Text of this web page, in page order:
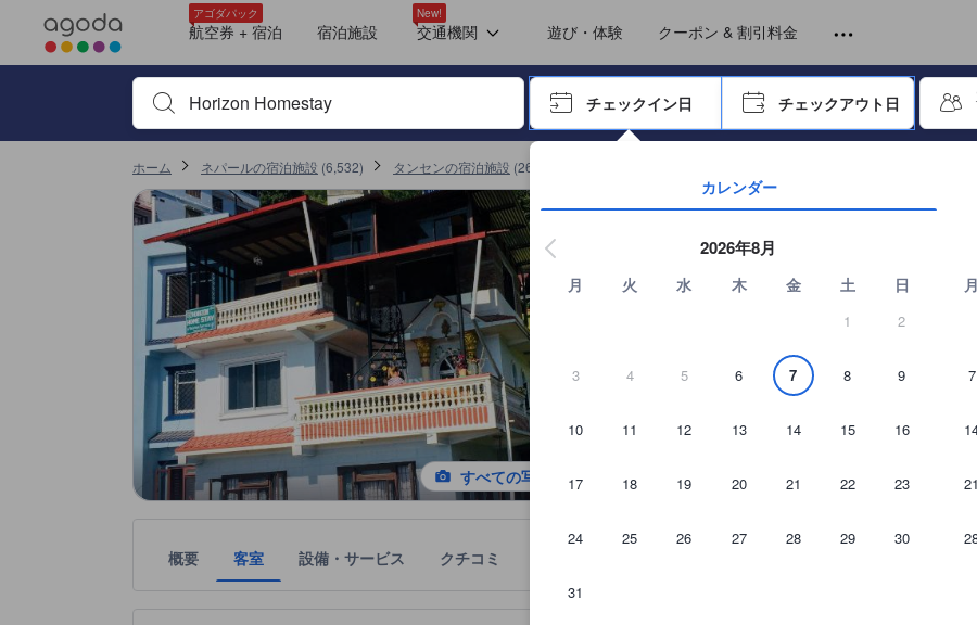
アゴダパック
航空券 + 宿泊 宿泊施設
New!
交通機関 遊び・体験 クーポン & 割引料金
宿泊施設名やキーワードを入力し、矢印キーやタブキーで進み、エンターキーを押して内容を確定して、検索します。
チェックイン日 チェックアウト日
エンターキーを押して日付選択画面の操作を開始します。方向キー
カレンダー
2026年8月
月 火 水 木 金 土 日
1 2
3 4 5 6 7 8 9
10 11 12 13 14 15 16
17 18 19 20 21 22 23
24 25 26 27 28 29 30
31
月
7
21
ホーム ネパールの宿泊施設 (6,532) タンセンの宿泊施設 (26
すべての写真を見る
概要 客室 設備・サービス クチコミ
ダブルルーム 専用バスルーム付 (Double room with private bathroom)
ダブルまたはツインルーム 専用バスルーム付 (Double or Twin Room with Private Bathroom)
スタジオ ガーデンビュー (Studio with Garden View)
スタンダード クイーンルーム (Standard Queen Room)
ダブルまたはツインルーム 眺望あり (Double or Twin Room with View)
スタンダード クイーンルーム (Standard Queen Room)
Comfort Double Bed Room with Mountain View
ダブルルーム 専用バスルーム付 (Double Room with Private Bathroom)
コンフォート ダブルルーム (Comfort Double Room)
Comfort Double Room
アゴダに掲載されているクチコミは実際に予約をし、宿泊を終えたゲストから提供されています。実際の経験に基づいた内容であるため、こ
施設の状態/清潔さスコア 10点満点中10点 タンセンにおける高スコア
サービススコア 10点満点中10点 タンセンにおける高スコア
コスパスコア 10点満点中9.8点 タンセンにおける高スコア
施設・設備スコア 10点満点中9.7点 タンセンにおける高スコア
ロケーションスコア 10点満点中9.4点 タンセンにおける高スコア
Mentioned in 4 reviews
100% Positive
Mentioned in 3 reviews
100% Positive
Mentioned in 3 reviews
100% Positive
Mentioned in 3 reviews
100% Positive
Mentioned in 3 reviews
100% Positive
Mentioned in 1 reviews
100% Positive
Mentioned in 1 reviews
100% Positive
Mentioned in 1 reviews
100% Positive
Mentioned in 1 reviews
100% Positive